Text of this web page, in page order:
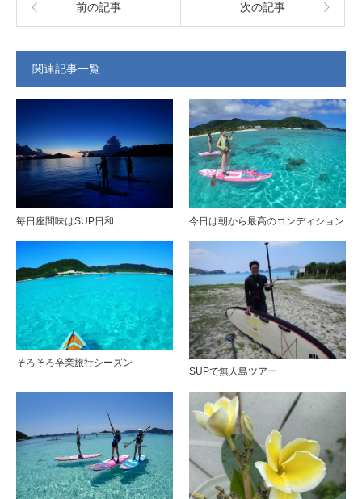
前の記事 次の記事
関連記事一覧
毎日座間味はSUP日和 今日は朝から最高のコンディション
そろそろ卒業旅行シーズン
SUPで無人島ツアー